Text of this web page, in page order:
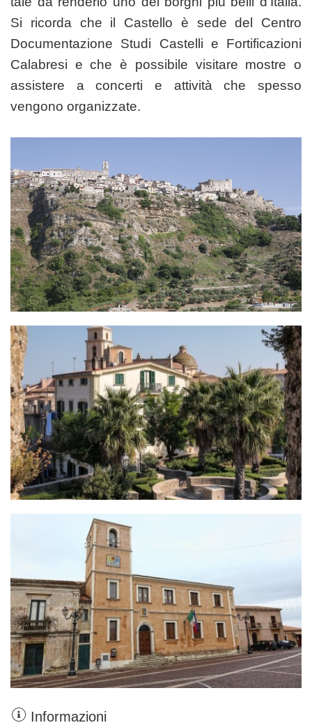
Si ricorda che il Castello è sede del Centro
Documentazione Studi Castelli e Fortificazioni
Calabresi e che è possibile visitare mostre o
assistere a concerti e attività che spesso
vengono organizzate.
Informazioni